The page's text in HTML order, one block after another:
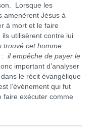
Lorsque les
amenèrent Jésus à
à mort et le faire
utilisèrent contre lui
trouvé cet homme
il empêche de payer le
important d’analyser
le récit évangélique
l’événement qui fut
faire exécuter comme